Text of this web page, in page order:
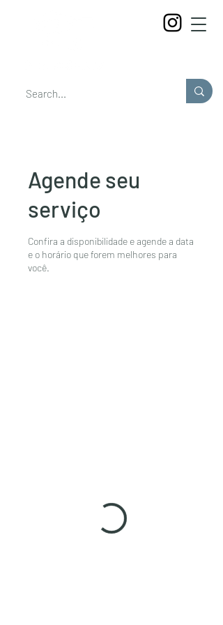
Agende seu
serviço
Confira a disponibilidade e agende a data
e o horário que forem melhores para
você.